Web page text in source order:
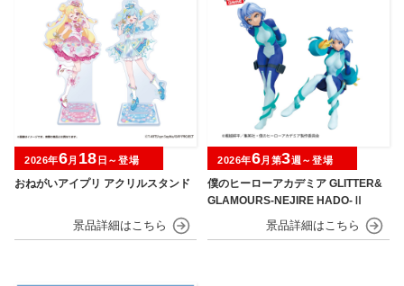
おねがいアイプリ アクリルスタンド
2026年6月 18 日～登場
僕のヒーローアカデミア GLITTER&
GLAMOURS-NEJIRE HADO-Ⅱ
2026年6月第3週～登場